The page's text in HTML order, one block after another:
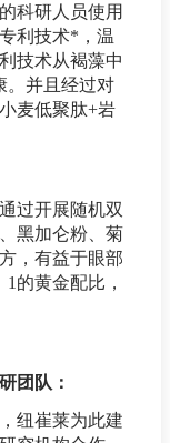
科研人员使用
利技术*，温
技术从褐藻中
。并且经过对
麦低聚肽+岩
过开展随机双
黑加仑粉、菊
，有益于眼部
的黄金配比，
团队：
纽崔莱为此建